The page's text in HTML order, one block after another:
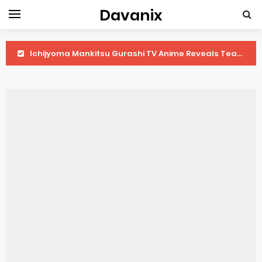
Davanix
Ichijyoma Mankitsu Gurashi TV Anime Reveals Teaser